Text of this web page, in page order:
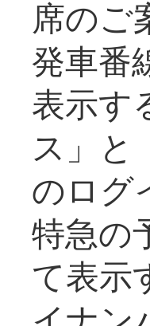
席のご
発車番
表示す
ス」と
のログ
特急の
て表示